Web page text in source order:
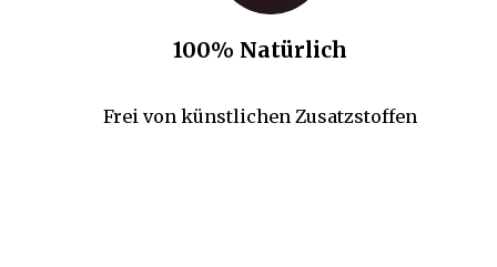
100% Natürlich
Frei von künstlichen Zusatzstoffen